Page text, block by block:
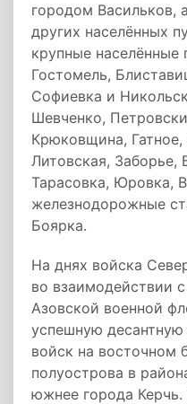
городом Васильков,
других населённых
крупные населённые
Гостомель,
Софиевка и
Шевченко,
Крюковщина,
Литовская, Заборье,
Тарасовка, Юровка,
железнодорожные
Боярка.
На днях войска
во взаимодействии
Азовской военной
успешную
войск на восточном
полуострова в
южнее города